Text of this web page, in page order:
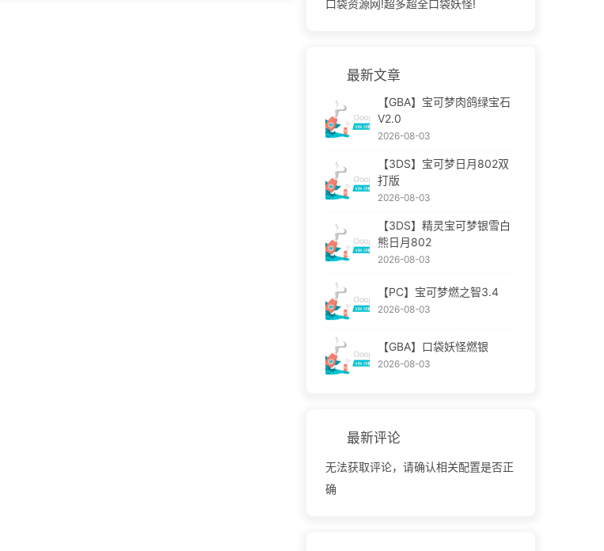
口袋资源网!超多超全口袋妖怪!
最新文章
【GBA】宝可梦肉鸽绿宝石
V2.0
2026-08-03
【3DS】宝可梦日月802双
打版
2026-08-03
【3DS】精灵宝可梦银雪白
熊日月802
2026-08-03
【PC】宝可梦燃之智3.4
2026-08-03
【GBA】口袋妖怪燃银
2026-08-03
最新评论
无法获取评论，请确认相关配置是否正
确